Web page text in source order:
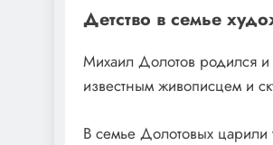
Детство в семье
Михаил Долотов родился и
известным живописцем и
В семье Долотовых царили